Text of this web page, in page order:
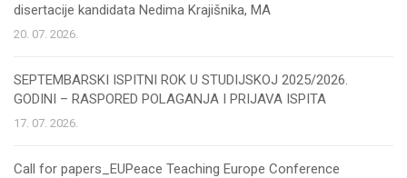
disertacije kandidata Nedima Krajišnika, MA
20. 07. 2026.
SEPTEMBARSKI ISPITNI ROK U STUDIJSKOJ 2025/2026.
GODINI – RASPORED POLAGANJA I PRIJAVA ISPITA
17. 07. 2026.
Call for papers_EUPeace Teaching Europe Conference